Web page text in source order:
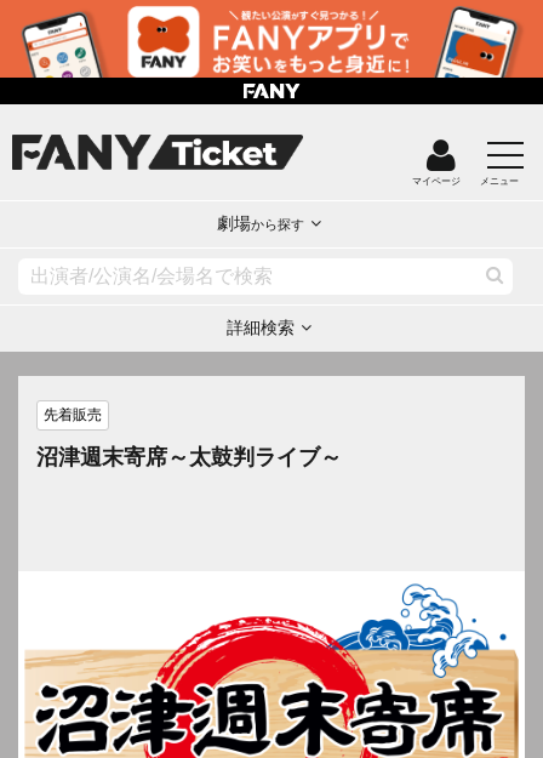
マイページ メニュー
劇場から探す
詳細検索
先着販売
沼津週末寄席～太鼓判ライブ～